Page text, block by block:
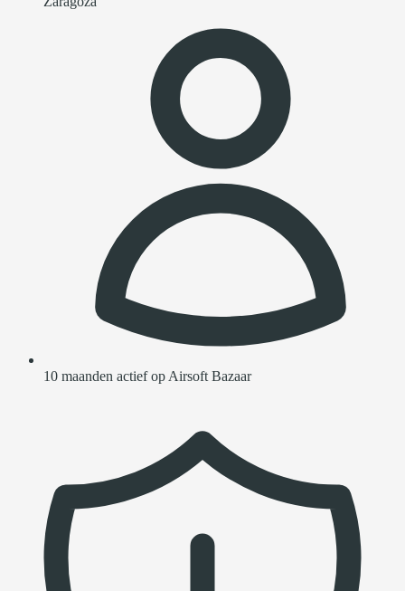
10 maanden actief op Airsoft Bazaar